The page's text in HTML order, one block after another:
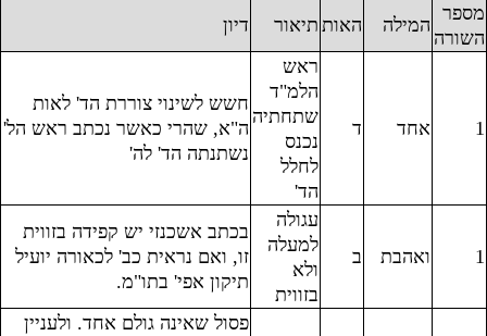
מספר
השורה
המילה האות תיאור דיון
1 אחד ד
ראש
הלמ"ד
שתחתיה
נכנס
לחלל
הד'
חשש לשינוי צוררת הד' לאות
ה"א, שהרי כאשר נכתב ראש הל'
נשתנתה הד' לה'
1 ואהבת ב
עגולה
למעלה
ולא
בזווית
בכתב אשכנזי יש קפידה בזווית
זו, ואם נראית כב' לכאורה יועיל
תיקון אפי' בתו"מ.
פסול שאינה גולם אחד. ולעניין